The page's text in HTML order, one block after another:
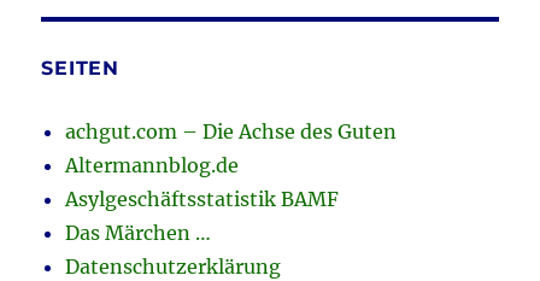
SEITEN
achgut.com – Die Achse des Guten
Altermannblog.de
Asylgeschäftsstatistik BAMF
Das Märchen …
Datenschutzerklärung